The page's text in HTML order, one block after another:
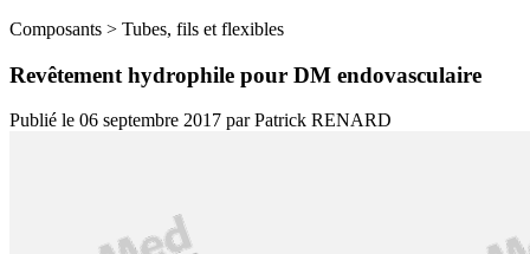
Composants > Tubes, fils et flexibles
Revêtement hydrophile pour DM endovasculaire
Publié le 06 septembre 2017 parPatrick RENARD